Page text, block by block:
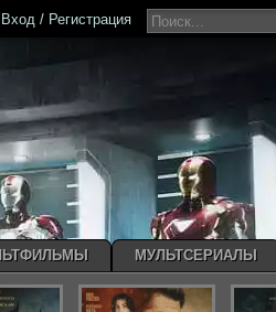
Вход / Регистрация
МУЛЬТСЕРИАЛЫ